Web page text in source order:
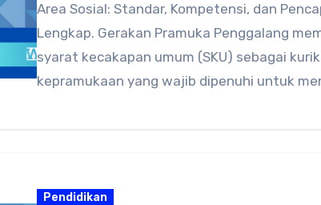
Area Sosial: Standar, Kompetensi, dan
Lengkap. Gerakan Pramuka Penggalang
syarat kecakapan umum (SKU) sebagai
kepramukaan yang wajib dipenuhi untuk
Pendidikan